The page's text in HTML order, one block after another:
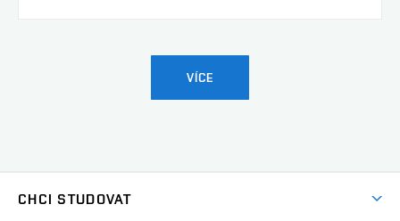
VÍCE
CHCI STUDOVAT